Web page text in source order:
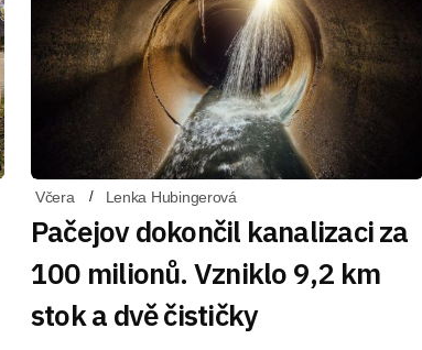
Včera Lenka Hubingerová
Pačejov dokončil kanalizaci za
100 milionů. Vzniklo 9,2 km
stok a dvě čističky